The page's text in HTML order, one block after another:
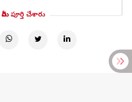
మీరు పూర్తి చేశారు